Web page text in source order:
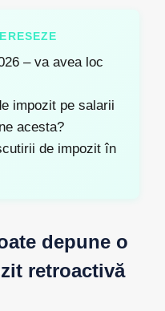
– va avea loc
impozit pe salarii
acesta?
de impozit în
depune o
retroactivă